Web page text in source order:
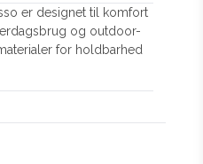
er designet til komfort
og outdoor-
for holdbarhed